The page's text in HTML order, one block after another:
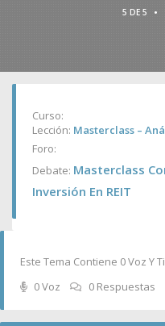
5 DE 5 •
Curso:
Lección: Masterclass –
Foro:
Debate: Masterclass
Inversión En REIT
Este Tema Contiene 0 Voz Y
0 Voz
0 Respuestas